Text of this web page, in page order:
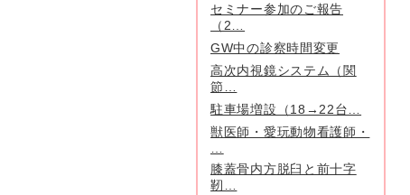
セミナー参加のご報告
（2…
GW中の診察時間変更
高次内視鏡システム（関
節…
駐車場増設（18→22台…
獣医師・愛玩動物看護師・
膝蓋骨内方脱臼と前十字
靭…